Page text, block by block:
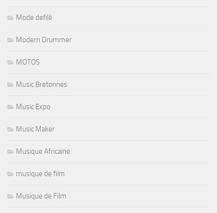
Mode defilé
Modern Drummer
MOTOS
Music Bretonnes
Music Expo
Music Maker
Musique Africaine
musique de film
Musique de Film